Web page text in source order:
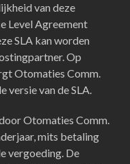
van deze
Level Agreement
SLA kan worden
Op
Otomaties Comm.
versie van de SLA.
Otomaties Comm.
mits betaling
vergoeding. De